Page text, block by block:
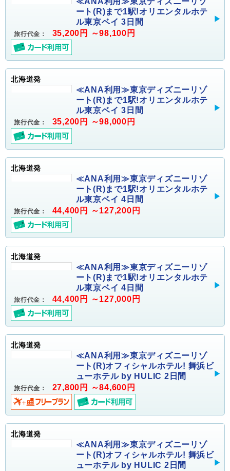
ート(R)まで1駅!オリエンタルホテ
ル東京ベイ 3日間
旅行代金： 35,200円 ～98,100円
北海道発
≪ANA利用≫東京ディズニーリゾ
ート(R)まで1駅!オリエンタルホテ
ル東京ベイ 3日間
旅行代金： 35,200円 ～98,000円
北海道発
≪ANA利用≫東京ディズニーリゾ
ート(R)まで1駅!オリエンタルホテ
ル東京ベイ 4日間
旅行代金： 44,400円 ～127,200円
北海道発
≪ANA利用≫東京ディズニーリゾ
ート(R)まで1駅!オリエンタルホテ
ル東京ベイ 4日間
旅行代金： 44,400円 ～127,000円
北海道発
≪ANA利用≫東京ディズニーリゾ
ート(R)オフィシャルホテル! 舞浜ビ
ューホテル by HULIC 2日間
旅行代金： 27,800円 ～84,600円
北海道発
≪ANA利用≫東京ディズニーリゾ
ート(R)オフィシャルホテル! 舞浜ビ
ューホテル by HULIC 2日間